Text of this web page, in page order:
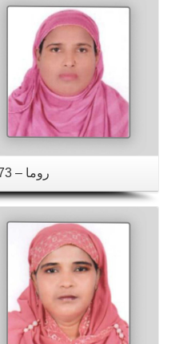
تفاصيل
روما – B1173
تفاصيل